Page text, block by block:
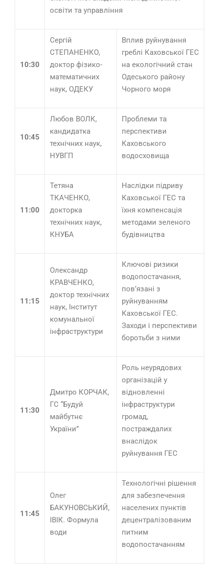
освіти та управління
10:30
Сергій
СТЕПАНЕНКО,
доктор фізико-
математичних
наук, ОДЕКУ
Вплив руйнування
греблі Каховської ГЕС
на екологічний стан
Одеського району
Чорного моря
10:45
Любов ВОЛК,
кандидатка
технічних наук,
НУВГП
Проблеми та
перспективи
Каховського
водосховища
11:00
Тетяна
ТКАЧЕНКО,
докторка
технічних наук,
КНУБА
Наслідки підриву
Каховської ГЕС та
їхня компенсація
методами зеленого
будівництва
11:15
Олександр
КРАВЧЕНКО,
доктор технічних
наук, Інститут
комунальної
інфраструктури
Ключові ризики
водопостачання,
пов’язані з
руйнуванням
Каховської ГЕС.
Заходи і перспективи
боротьби з ними
11:30
Дмитро КОРЧАК,
ГС “Будуй
майбутнє
України”
Роль неурядових
організацій у
відновленні
інфраструктури
громад,
постраждалих
внаслідок
руйнування ГЕС
11:45
Олег
БАКУНОВСЬКИЙ,
ІВІК. Формула
води
Технологічні рішення
для забезпечення
населених пунктів
децентралізованим
питним
водопостачанням